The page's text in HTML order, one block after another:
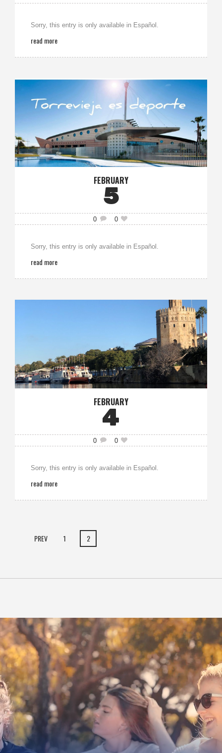
Sorry, this entry is only available in Español.
read more
FEBRUARY
5
0 0
Sorry, this entry is only available in Español.
read more
FEBRUARY
4
0 0
Sorry, this entry is only available in Español.
read more
PREV 1 2